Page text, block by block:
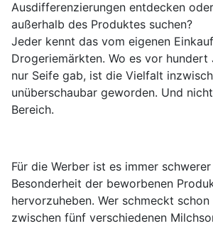
Ausdifferenzierungen entdecken
außerhalb des Produktes suchen?
Jeder kennt das vom eigenen
Drogeriemärkten. Wo es vor hundert
nur Seife gab, ist die Vielfalt
unüberschaubar geworden. Und
Bereich.
Für die Werber ist es immer
Besonderheit der beworbenen
hervorzuheben. Wer schmeckt
zwischen fünf verschiedenen